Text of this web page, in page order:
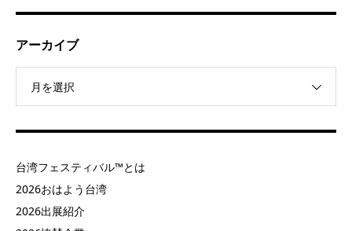
アーカイブ
月を選択
台湾フェスティバル™とは
2026おはよう台湾
2026出展紹介